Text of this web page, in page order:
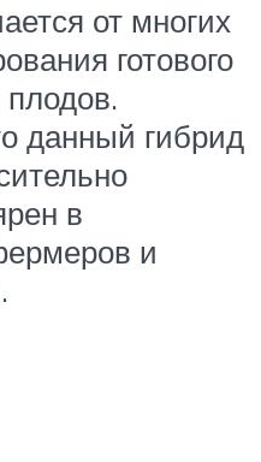
от многих
готового
данный гибрид
в
и